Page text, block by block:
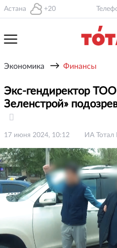
Астана +20
Экономика → Финансы
Экс-гендиректор ТОО
Зеленстрой»
17 июня 2024, 10:12 ИА Тотал